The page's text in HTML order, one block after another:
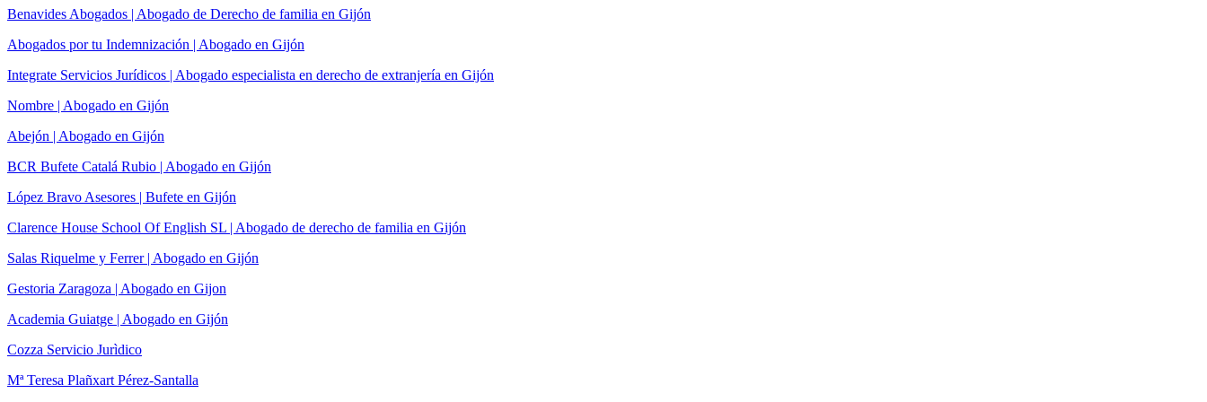
Benavides Abogados | Abogado de Derecho de familia en Gijón
Abogados por tu Indemnización | Abogado en Gijón
Integrate Servicios Jurídicos | Abogado especialista en derecho de extranjería en Gijón
Nombre | Abogado en Gijón
Abejón | Abogado en Gijón
BCR Bufete Catalá Rubio | Abogado en Gijón
López Bravo Asesores | Bufete en Gijón
Clarence House School Of English SL | Abogado de derecho de familia en Gijón
Salas Riquelme y Ferrer | Abogado en Gijón
Gestoria Zaragoza | Abogado en Gijon
Academia Guiatge | Abogado en Gijón
Cozza Servicio Jurìdico
Mª Teresa Plañxart Pérez-Santalla